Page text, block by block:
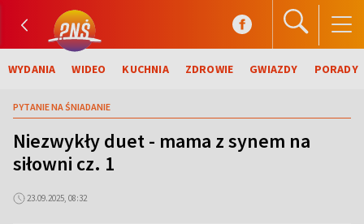
WYDANIA WIDEO KUCHNIA ZDROWIE GWIAZDY PORADY
PYTANIE NA ŚNIADANIE
Niezwykły duet - mama z synem na
siłowni cz. 1
23.09.2025, 08:32